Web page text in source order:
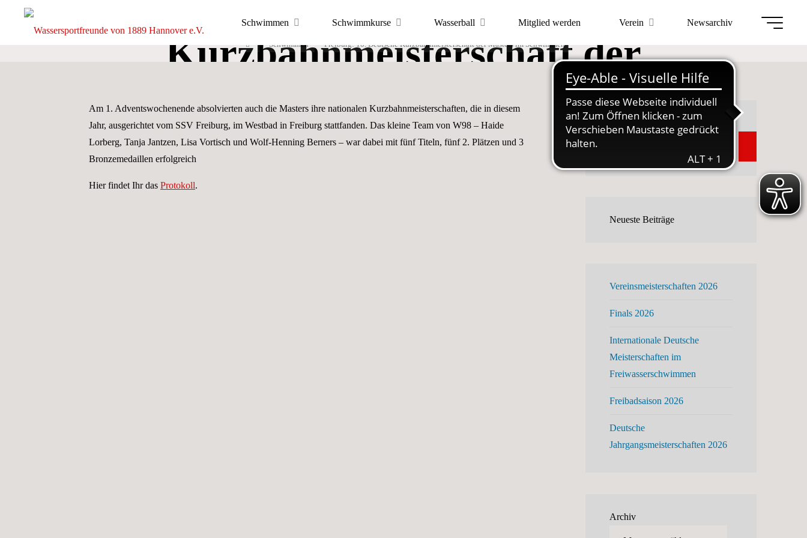
Wassersportfreunde
DIE
BREITE
DES
SCHWIMM-
UND
Schwimmen Schwimmkurse Wasserball Mitglied werden Verein Newsarchiv
Kurzbahnmeisterschaft der
Masters im Schwimmen
Start Schwimmen Freiburg: 10. Deutsche Kurzbahnmeisterschaft der Masters im Schwimmen
Am 1. Adventswochenende absolvierten auch die Masters ihre nationalen Kurzbahnmeisterschaften, die in diesem
Jahr, ausgerichtet vom SSV Freiburg, im Westbad in Freiburg stattfanden. Das kleine Team von W98 – Haide
Lorberg, Tanja Jantzen, Lisa Vortisch und Wolf-Henning Berners – war dabei mit fünf Titeln, fünf 2. Plätzen und 3
Bronzemedaillen erfolgreich
Hier findet Ihr das Protokoll.
Suchen
Neueste Beiträge
Vereinsmeisterschaften 2026
Finals 2026
Internationale Deutsche
Meisterschaften im
Freiwasserschwimmen
Freibadsaison 2026
Deutsche
Jahrgangsmeisterschaften 2026
Archiv